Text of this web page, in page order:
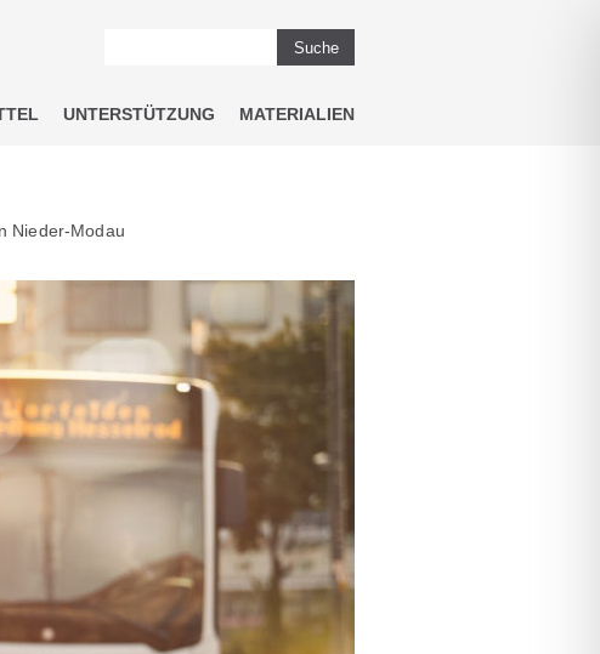
Suche
UNTERSTÜTZUNG MATERIALIEN
Nieder-Modau